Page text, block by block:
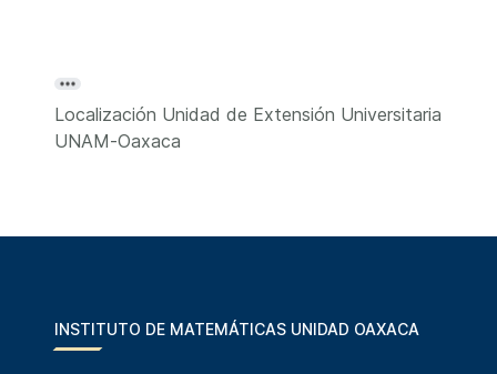
Localización Unidad de Extensión Universitaria
UNAM-Oaxaca
INSTITUTO DE MATEMÁTICAS UNIDAD OAXACA